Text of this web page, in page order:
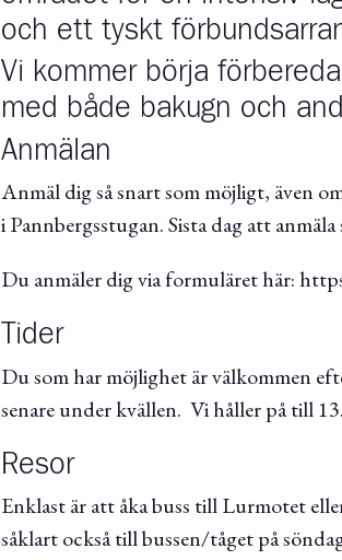
och ett tyskt
Vi kommer börja
med både bakugn och
Anmälan
Anmäl dig så snart som möjligt, även
i Pannbergsstugan. Sista dag att
Du anmäler dig via formuläret här:
Tider
Du som har möjlighet är välkommen
senare under kvällen. Vi håller på till
Resor
Enklast är att åka buss till Lurmotet
såklart också till bussen/tåget på